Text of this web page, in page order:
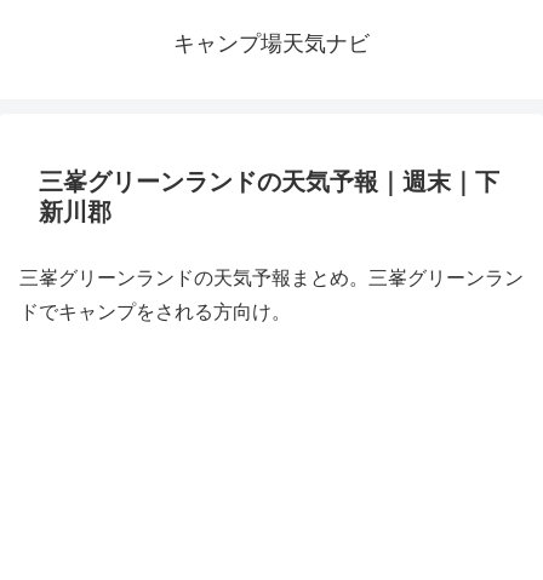
キャンプ場天気ナビ
三峯グリーンランドの天気予報｜週末｜下
新川郡
三峯グリーンランドの天気予報まとめ。三峯グリーンラン
ドでキャンプをされる方向け。